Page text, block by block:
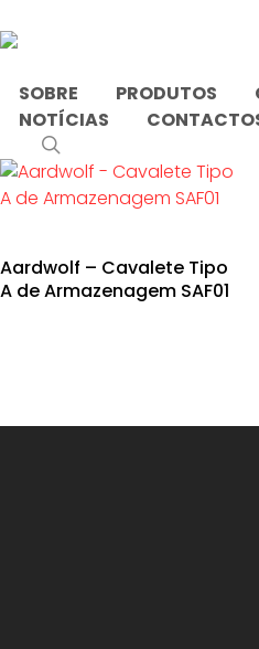
to
content
SOBRE PRODUTOS
NOTÍCIAS
Início Produtos etiquetados
Aardwolf – Cavalete Tipo
A de Armazenagem SAF01